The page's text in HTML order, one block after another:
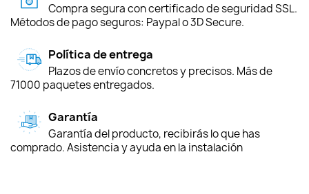
Compra segura con certificado de seguridad SSL.
Métodos de pago seguros: Paypal o 3D Secure.
Política de entrega
Plazos de envío concretos y precisos. Más de
71000 paquetes entregados.
Garantía
Garantía del producto, recibirás lo que has
comprado. Asistencia y ayuda en la instalación